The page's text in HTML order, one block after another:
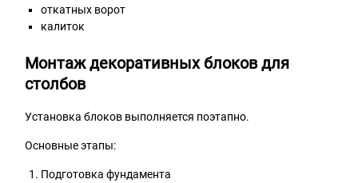
откатных ворот
калиток
Монтаж декоративных блоков для
столбов
Установка блоков выполняется поэтапно.
Основные этапы:
Подготовка фундамента